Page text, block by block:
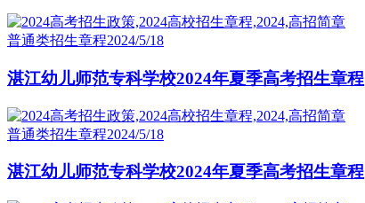
普通类招生章程2024/5/18
湛江幼儿师范专科学校2024年夏季高考招生章程
普通类招生章程2024/5/18
湛江幼儿师范专科学校2024年夏季高考招生章程